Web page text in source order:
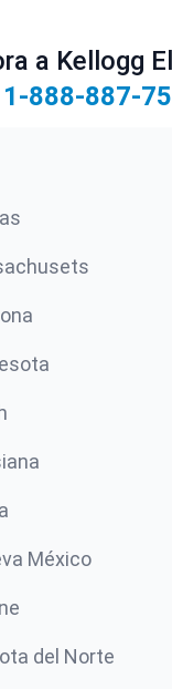
a Kellogg
1-888-887-
México
del Norte